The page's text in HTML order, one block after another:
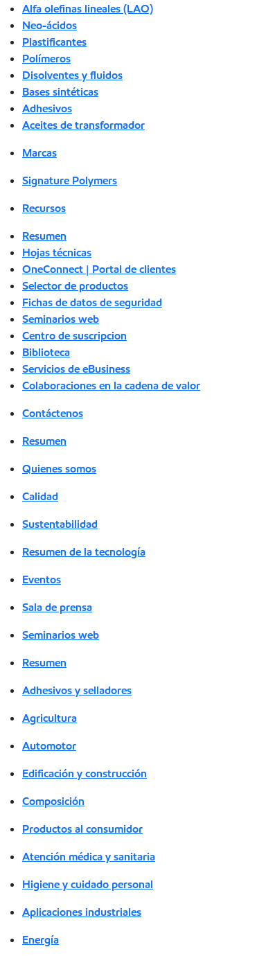
Alfa olefinas lineales (LAO)
Neo-ácidos
Plastificantes
Polímeros
Disolventes y fluidos
Bases sintéticas
Adhesivos
Aceites de transformador
Marcas
Signature Polymers
Recursos
Resumen
Hojas técnicas
OneConnect | Portal de clientes
Selector de productos
Fichas de datos de seguridad
Seminarios web
Centro de suscripcion
Biblioteca
Servicios de eBusiness
Colaboraciones en la cadena de valor
Contáctenos
Resumen
Quienes somos
Calidad
Sustentabilidad
Resumen de la tecnología
Eventos
Sala de prensa
Seminarios web
Resumen
Adhesivos y selladores
Agricultura
Automotor
Edificación y construcción
Composición
Productos al consumidor
Atención médica y sanitaria
Higiene y cuidado personal
Aplicaciones industriales
Energía